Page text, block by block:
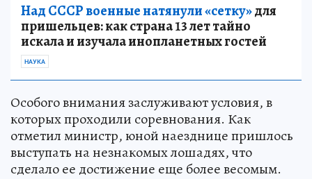
Над СССР военные натянули «сетку»для
пришельцев: как страна 13 лет тайно
искала и изучала инопланетных гостей
НАУКА
Особого внимания заслуживают условия, в
которых проходили соревнования. Как
отметил министр, юной наезднице пришлось
выступать на незнакомых лошадях, что
сделало ее достижение еще более весомым.